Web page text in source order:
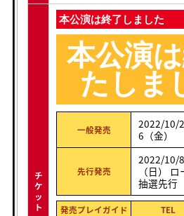
チ
ケ
ッ
ト
本公演は終了しました
本公演
たしま
一般発売
2022/10/
6（金）
先行発売
2022/10/
（日）
抽選先行
発売プレイガイド TEL